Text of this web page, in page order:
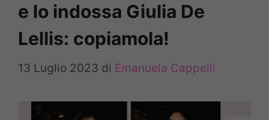
e lo indossa Giulia De
Lellis: copiamola!
13 Luglio 2023 di Emanuela Cappelli